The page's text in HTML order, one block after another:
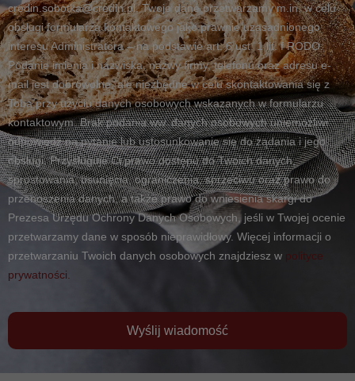
credin.sobotka@credin.pl. Twoje dane przetwarzamy m.in. w celu
obsługi formularza kontaktowego jako prawnie uzasadnionego
interesu Administratora – na podstawie art. 6 ust. 1 lit. f RODO.
Podanie imienia i nazwiska, nazwy firmy, telefonu oraz adresu e-
mail jest dobrowolne, ale niezbędne w celu skontaktowania się z
Tobą przy użyciu danych osobowych wskazanych w formularzu
kontaktowym. Brak podania ww. danych osobowych uniemożliwi
odpowiedź na pytanie lub ustosunkowanie się do żądania i jego
obsługi. Przysługuje Ci prawo dostępu do Twoich danych,
sprostowania, usunięcia, ograniczenia, sprzeciwu oraz prawo do
przenoszenia danych, a także prawo do wniesienia skargi do
Prezesa Urzędu Ochrony Danych Osobowych, jeśli w Twojej ocenie
przetwarzamy dane w sposób nieprawidłowy. Więcej informacji o
przetwarzaniu Twoich danych osobowych znajdziesz w polityce
prywatności.
Wyślij wiadomość